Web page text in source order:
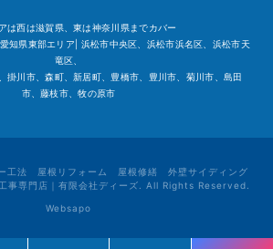
は西は滋賀県、東は神奈川県までカバー
知県東部エリア| 浜松市中央区、浜松市浜名区、浜松市天
竜区、
掛川市、森町、新居町、豊橋市、豊川市、菊川市、島田
市、藤枝市、牧の原市
法 屋根リフォーム 屋根修繕 外壁サイディング
事専門店｜有限会社ディーズ. All Rights Reserved.
Websapo